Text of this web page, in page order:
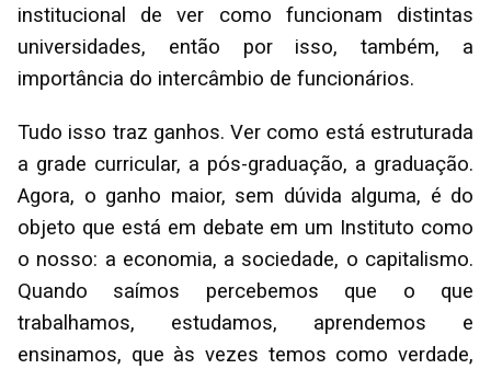
institucional de ver como funcionam distintas
universidades, então por isso, também, a
importância do intercâmbio de funcionários.
Tudo isso traz ganhos. Ver como está estruturada
a grade curricular, a pós-graduação, a graduação.
Agora, o ganho maior, sem dúvida alguma, é do
objeto que está em debate em um Instituto como
o nosso: a economia, a sociedade, o capitalismo.
Quando saímos percebemos que o que
trabalhamos, estudamos, aprendemos e
ensinamos, que às vezes temos como verdade,